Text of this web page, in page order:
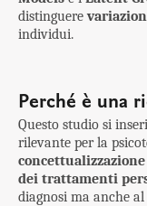
distinguere
individui.
Perché è una
Questo studio si
rilevante per la
dei trattamenti
diagnosi ma anche al